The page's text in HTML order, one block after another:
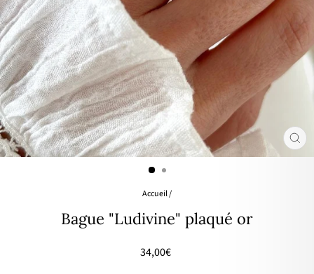
Accueil/
Bague "Ludivine" plaqué or
Prix
34,00€